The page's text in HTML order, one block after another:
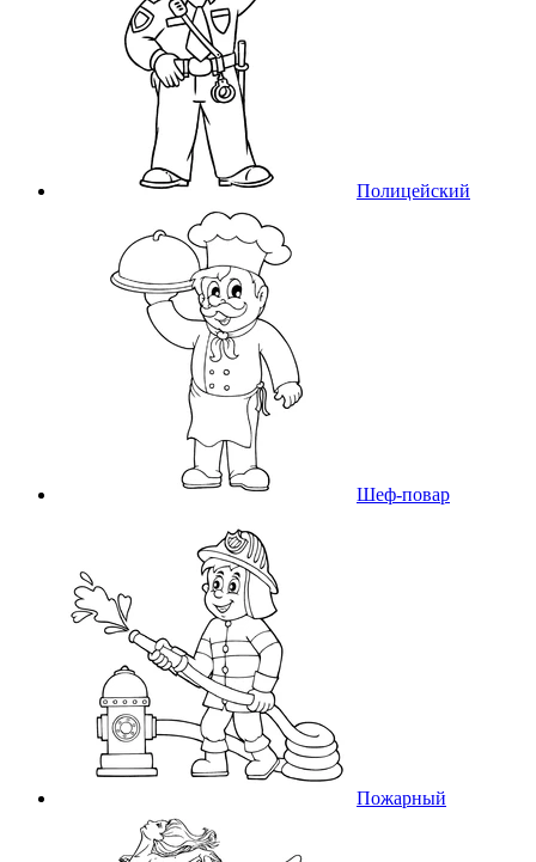
Полицейский
Шеф-повар
Пожарный